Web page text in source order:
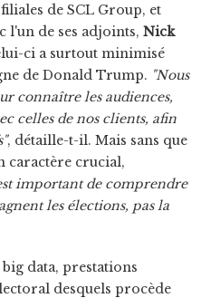
de SCL Group, et
l'un de ses adjoints, Nick
ci a surtout minimisé
de Donald Trump. "Nous
connaître les audiences,
celles de nos clients, afin
, détaille-t-il. Mais sans que
caractère crucial,
important de comprendre
les élections, pas la
data, prestations
desquels procède